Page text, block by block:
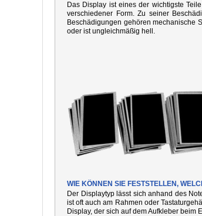
Das Display ist eines der wichtigste
verschiedener Form. Zu seiner
Beschädigungen gehören mechanische
oder ist ungleichmäßig hell.
WIE KÖNNEN SIE FESTSTELLEN,
Der Displaytyp lässt sich anhand des
ist oft auch am Rahmen oder
Display, der sich auf dem Aufkleber beim